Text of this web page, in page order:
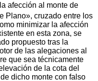
afección al monte de
Plano», cruzado entre los
minimizar la afección
en esta zona, se
propuesto tras la
de las alegaciones al
que sea técnicamente
de la cota del
dicho monte con falso